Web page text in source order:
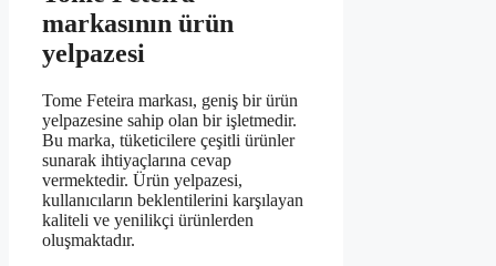
markasının ürün
yelpazesi
Tome Feteira markası, geniş bir ürün
yelpazesine sahip olan bir işletmedir.
Bu marka, tüketicilere çeşitli ürünler
sunarak ihtiyaçlarına cevap
vermektedir. Ürün yelpazesi,
kullanıcıların beklentilerini karşılayan
kaliteli ve yenilikçi ürünlerden
oluşmaktadır.